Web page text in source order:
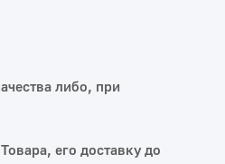
либо, при
его доставку до